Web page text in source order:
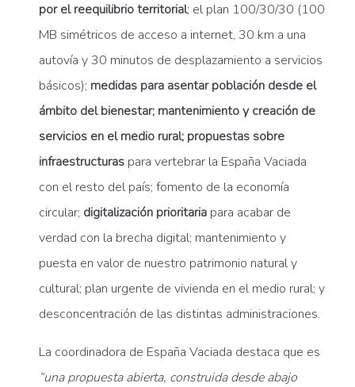
por el reequilibrio territorial; el plan 100/30/30 (100
MB simétricos de acceso a internet, 30 km a una
autovía y 30 minutos de desplazamiento a servicios
básicos); medidas para asentar población desde el
ámbito del bienestar; mantenimiento y creación de
servicios en el medio rural; propuestas sobre
infraestructuras para vertebrar la España Vaciada
con el resto del país; fomento de la economía
circular; digitalización prioritaria para acabar de
verdad con la brecha digital; mantenimiento y
puesta en valor de nuestro patrimonio natural y
cultural; plan urgente de vivienda en el medio rural; y
desconcentración de las distintas administraciones.
La coordinadora de España Vaciada destaca que es
“una propuesta abierta, construida desde abajo